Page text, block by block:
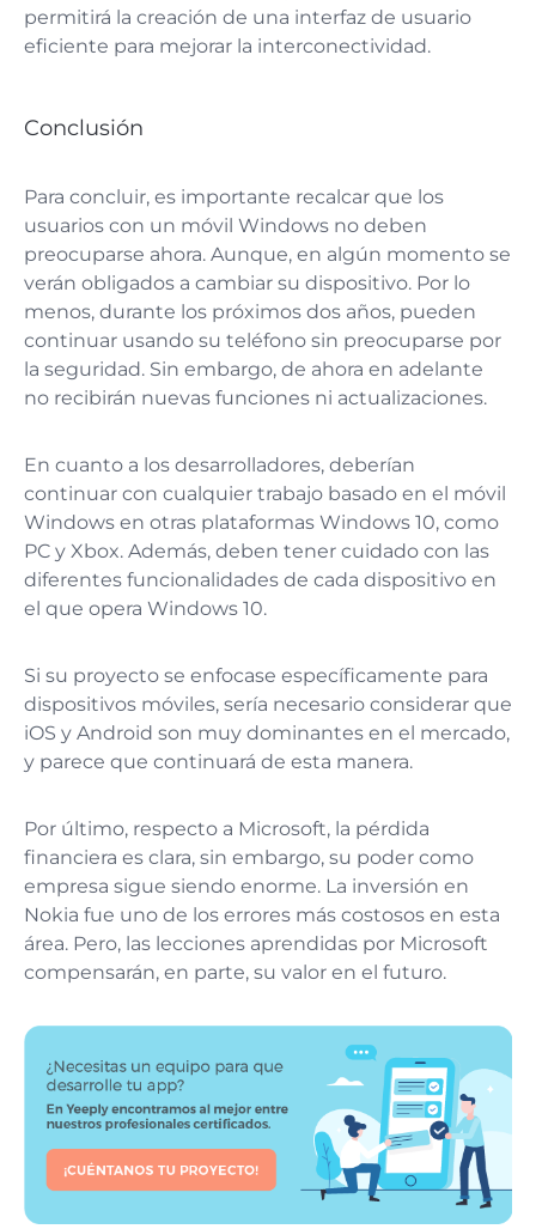
permitirá la creación de una interfaz de usuario
eficiente para mejorar la interconectividad.
Conclusión
Para concluir, es importante recalcar que los
usuarios con un móvil Windows no deben
preocuparse ahora. Aunque, en algún momento se
verán obligados a cambiar su dispositivo. Por lo
menos, durante los próximos dos años, pueden
continuar usando su teléfono sin preocuparse por
la seguridad. Sin embargo, de ahora en adelante
no recibirán nuevas funciones ni actualizaciones.
En cuanto a los desarrolladores, deberían
continuar con cualquier trabajo basado en el móvil
Windows en otras plataformas Windows 10, como
PC y Xbox. Además, deben tener cuidado con las
diferentes funcionalidades de cada dispositivo en
el que opera Windows 10.
Si su proyecto se enfocase específicamente para
dispositivos móviles, sería necesario considerar que
iOS y Android son muy dominantes en el mercado,
y parece que continuará de esta manera.
Por último, respecto a Microsoft, la pérdida
financiera es clara, sin embargo, su poder como
empresa sigue siendo enorme. La inversión en
Nokia fue uno de los errores más costosos en esta
área. Pero, las lecciones aprendidas por Microsoft
compensarán, en parte, su valor en el futuro.